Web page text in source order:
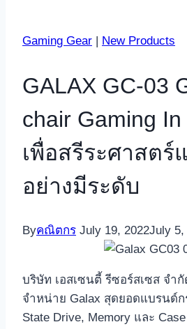
Gaming Gear | New Products
GALAX GC-03
chair Gaming
เพื่อสรีระศาสตร์
อย่างมีระดับ
Byคณิตกร July 19, 2022July 5,
บริษัท เอสเซนตี้ รีซอร์สเซส จำ
จำหน่าย Galax สุดยอดแบรนด์ก
State Drive, Memory และ